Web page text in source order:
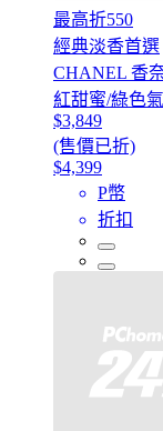
最高折550
經典淡香首選
CHANEL 香
紅甜蜜/綠色
$3,849
(售價已折)
$4,399
P幣
折扣